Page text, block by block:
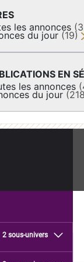
les annonces
du jour (19)
EN
les annonces
du jour
2 sous-univers